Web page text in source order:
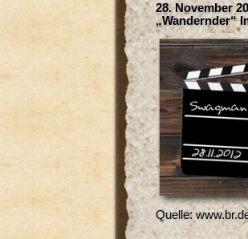
28. November
„Wandernder“
Quelle: